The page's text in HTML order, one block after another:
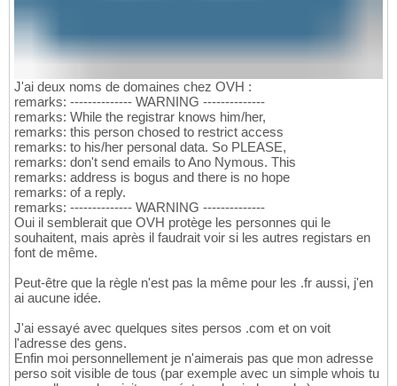
J'ai deux noms de domaines chez OVH :
remarks: -------------- WARNING --------------
remarks: While the registrar knows him/her,
remarks: this person chosed to restrict access
remarks: to his/her personal data. So PLEASE,
remarks: don't send emails to Ano Nymous. This
remarks: address is bogus and there is no hope
remarks: of a reply.
remarks: -------------- WARNING --------------
Oui il semblerait que OVH protège les personnes qui le
souhaitent, mais après il faudrait voir si les autres registars en
font de même.
Peut-être que la règle n'est pas la même pour les .fr aussi, j'en
ai aucune idée.
J'ai essayé avec quelques sites persos .com et on voit
l'adresse des gens.
Enfin moi personnellement je n'aimerais pas que mon adresse
perso soit visible de tous (par exemple avec un simple whois tu